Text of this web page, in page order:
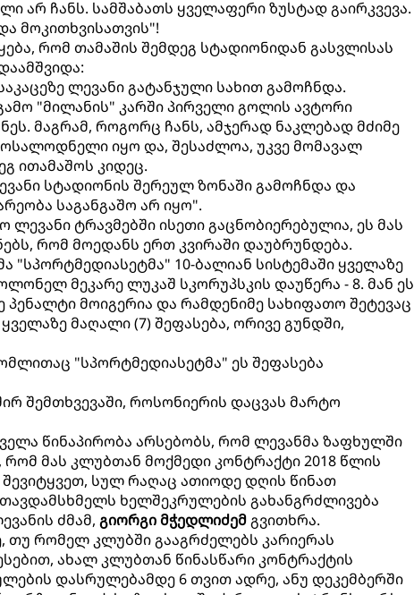
არ ჩანს. სამშაბათს ყველაფერი ზუსტად გაირკვევა.
მოკითხვისათვის"!
რომ თამაშის შემდეგ სტადიონიდან გასვლისას
ლევანი გატანჯული სახით გამოჩნდა.
"მილანის" კარში პირველი გოლის ავტორი
მაგრამ, როგორც ჩანს, ამჯერად ნაკლებად მძიმე
იყო და, შესაძლოა, უკვე მომავალ
ითამაშოს კიდეც.
სტადიონის შერეულ ზონაში გამოჩნდა და
საგანგაშო არ იყო".
ტრავმებში ისეთი გაცნობიერებულია, ეს მას
რომ მოედანს ერთ კვირაში დაუბრუნდება.
10-ბალიან სისტემაში ყველაზე
მეკარე ლუკაშ სკორუპსკის დაუწერა - 8. მან ეს
პენალტი მოიგერია და რამდენიმე სახიფათო შეტევაც
მაღალი (7) შეფასება, ორივე გუნდში,
"სპორტმედიასეტმა" ეს შეფასება
შემთხვევაში, როსონიერის დაცვას მარტო
წინაპირობა არსებობს, რომ ლევანმა ზაფხულში
რომ მას კლუბთან მოქმედი კონტრაქტი 2018 წლის
სულ რაღაც ათიოდე დღის წინათ
ხელშეკრულების გახანგრძლივება
ძმამ, გიორგი მჭედლიძემგვითხრა.
თუ რომელ კლუბში გააგრძელებს კარიერას
ახალ კლუბთან წინასწარი კონტრაქტის
დასრულებამდე 6 თვით ადრე, ანუ დეკემბერში